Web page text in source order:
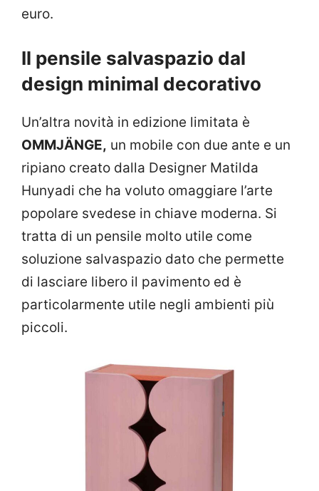
euro.
Il pensile salvaspazio dal
design minimal decorativo
Un’altra novità in edizione limitata è
OMMJÄNGE, un mobile con due ante e un
ripiano creato dalla Designer Matilda
Hunyadi che ha voluto omaggiare l’arte
popolare svedese in chiave moderna. Si
tratta di un pensile molto utile come
soluzione salvaspazio dato che permette
di lasciare libero il pavimento ed è
particolarmente utile negli ambienti più
piccoli.